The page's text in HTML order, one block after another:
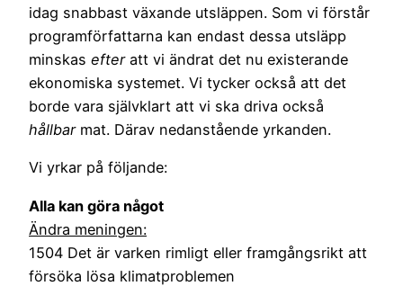
idag snabbast växande utsläppen. Som vi förstår
programförfattarna kan endast dessa utsläpp
minskas efteratt vi ändrat det nu existerande
ekonomiska systemet. Vi tycker också att det
borde vara självklart att vi ska driva också
hållbarmat. Därav nedanstående yrkanden.
Vi yrkar på följande:
Alla kan göra något
Ändra meningen:
1504 Det är varken rimligt eller framgångsrikt att
försöka lösa klimatproblemen